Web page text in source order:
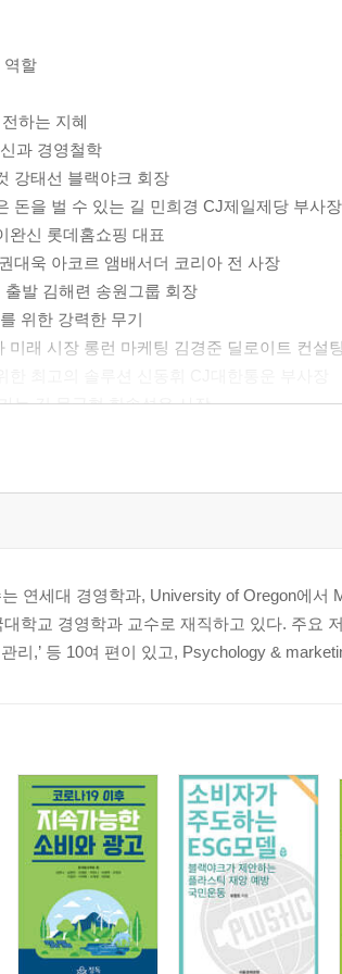
역할
하는 지혜
과 경영철학
강태선 블랙야크 회장
돈을 벌 수 있는 길 민희경 CJ제일제당 부사장
완신 롯데홈쇼핑 대표
대욱 아코르 앰배서더 코리아 전 사장
발 김해련 송원그룹 회장
위한 강력한 무기
미래 시장 롱런 마케팅 김경준 딜로이트 컨설
는 길 문국현 한솔섬유 사장
존공영 모색방법 노운하 파나소닉코리아 대
스 모델의 결합
루션 최규복 유한킴벌리 사장
엔젤투자협회 회장
계적 기업이 될 수 있는 수익모델 이장우 경북
향하여
는 일 이형우 마이다스아이티 대표
성열 마리오아울렛 회장
창준 바텍 네트웍스 회장
일 최열 환경재단 이사장
하여
활동의 진화과정』
연세대 경영학과, University of Oregon에
학교 경영학과 교수로 재직하고 있다. 주요
관리,’ 등 10여 편이 있고, Psychology &